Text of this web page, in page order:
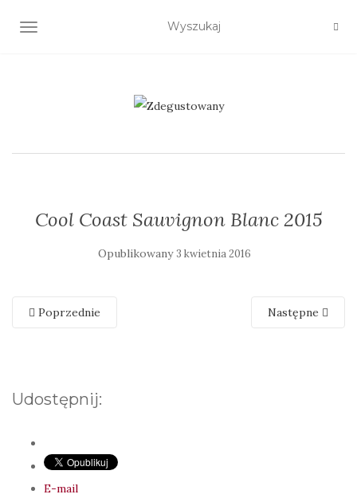
TOGGLE NAVIGATION
Cool Coast Sauvignon Blanc 2015
Opublikowany 3 kwietnia 2016
Poprzednie Następne
Udostępnij:
E-mail